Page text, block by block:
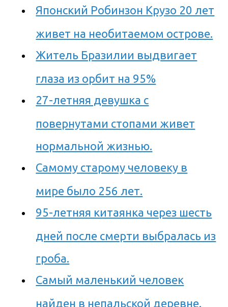
Японский Робинзон Крузо 20 лет
живет на необитаемом острове.
Житель Бразилии выдвигает
глаза из орбит на 95%
27-летняя девушка с
повернутами стопами живет
нормальной жизнью.
Самому старому человеку в
мире было 256 лет.
95-летняя китаянка через шесть
дней после смерти выбралась из
гроба.
Самый маленький человек
найден в непальской деревне.